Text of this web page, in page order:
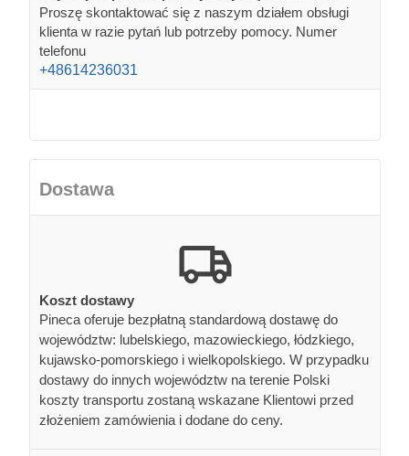
Proszę skontaktować się z naszym działem obsługi
klienta w razie pytań lub potrzeby pomocy. Numer
telefonu
+48614236031
Dostawa
Koszt dostawy
Pineca oferuje bezpłatną standardową dostawę do
województw: lubelskiego, mazowieckiego, łódzkiego,
kujawsko-pomorskiego i wielkopolskiego. W przypadku
dostawy do innych województw na terenie Polski
koszty transportu zostaną wskazane Klientowi przed
złożeniem zamówienia i dodane do ceny.